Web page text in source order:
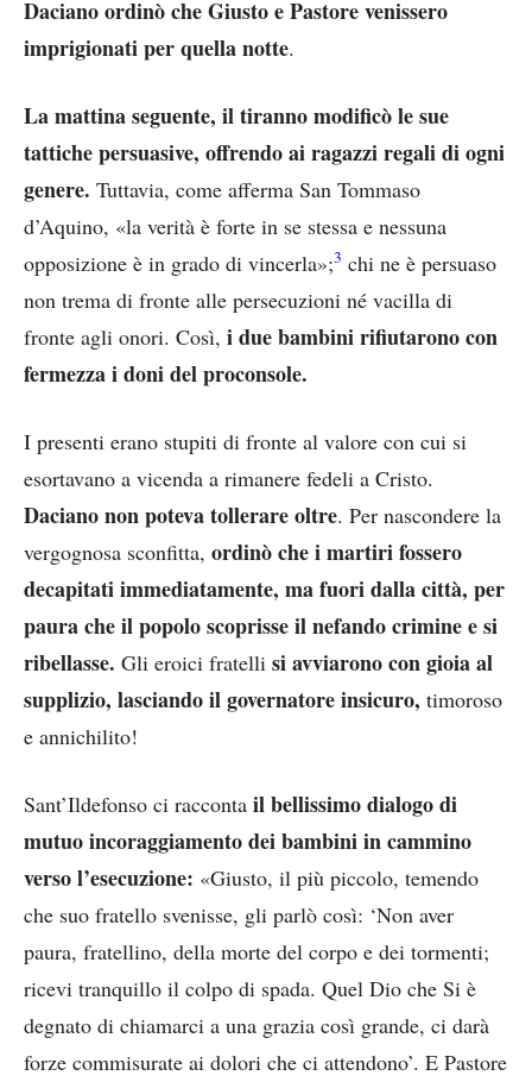
Daciano ordinò che Giusto e Pastore venissero
imprigionati per quella notte.
La mattina seguente, il tiranno modificò le sue
tattiche persuasive, offrendo ai ragazzi regali di ogni
genere. Tuttavia, come afferma San Tommaso
d’Aquino, «la verità è forte in se stessa e nessuna
opposizione è in grado di vincerla»;3 chi ne è persuaso
non trema di fronte alle persecuzioni né vacilla di
fronte agli onori. Così, i due bambini rifiutarono con
fermezza i doni del proconsole.
I presenti erano stupiti di fronte al valore con cui si
esortavano a vicenda a rimanere fedeli a Cristo.
Daciano non poteva tollerare oltre. Per nascondere la
vergognosa sconfitta, ordinò che i martiri fossero
decapitati immediatamente, ma fuori dalla città, per
paura che il popolo scoprisse il nefando crimine e si
ribellasse. Gli eroici fratelli si avviarono con gioia al
supplizio, lasciando il governatore insicuro, timoroso
e annichilito!
Sant’Ildefonso ci racconta il bellissimo dialogo di
mutuo incoraggiamento dei bambini in cammino
verso l’esecuzione: «Giusto, il più piccolo, temendo
che suo fratello svenisse, gli parlò così: ‘Non aver
paura, fratellino, della morte del corpo e dei tormenti;
ricevi tranquillo il colpo di spada. Quel Dio che Si è
degnato di chiamarci a una grazia così grande, ci darà
forze commisurate ai dolori che ci attendono’. E Pastore